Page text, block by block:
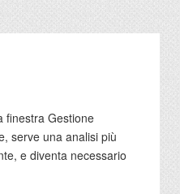
finestra Gestione
serve una analisi più
e diventa necessario